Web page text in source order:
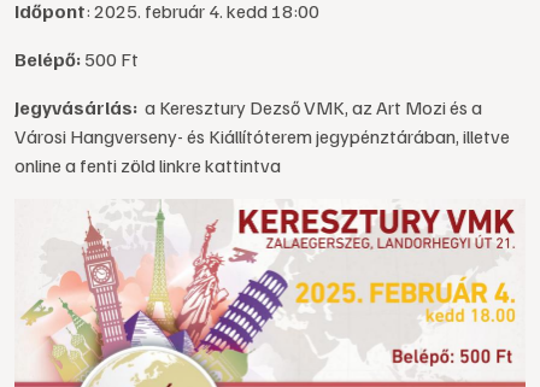
Időpont: 2025. február 4. kedd 18:00
Belépő: 500 Ft
Jegyvásárlás: a Keresztury Dezső VMK, az Art Mozi és a
Városi Hangverseny- és Kiállítóterem jegypénztárában, illetve
online a fenti zöld linkre kattintva